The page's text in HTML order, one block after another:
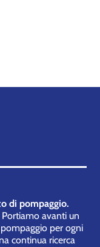
di pompaggio.
avanti un
per ogni
continua ricerca